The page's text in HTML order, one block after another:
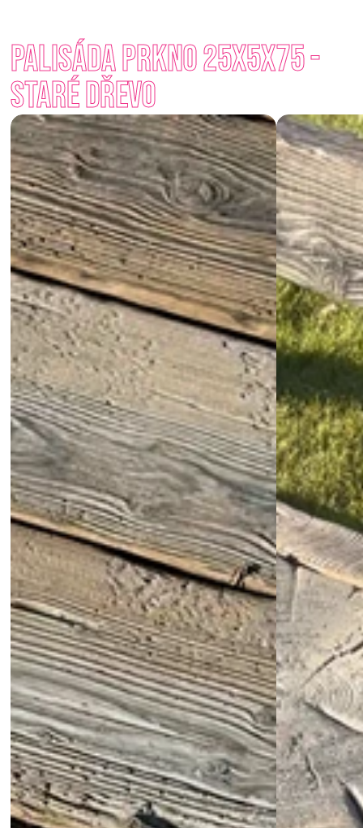
a bez problému zapadnou do přírodního, venkovského i
moderního konceptu.  Dlažba Staré dřevo má duši – a
palisády ji dokonale doplňují.
Chceš zahradě dodat teplo starého dřeva, ale bez jeho
rozmarů? S palisádami Staré dřevo získáš vzhled tradice i
výdrž moderního materiálu.
Palisáda prkno 25x5x75 -
Staré dřevo